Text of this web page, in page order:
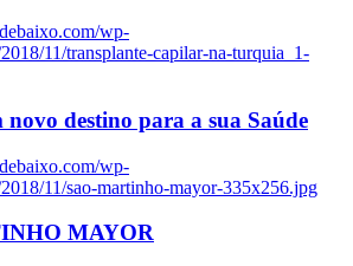
wp-
11/transplante-capilar-na-turquia_1-
destino para a sua Saúde
wp-
11/sao-martinho-mayor-335x256.jpg
MAYOR